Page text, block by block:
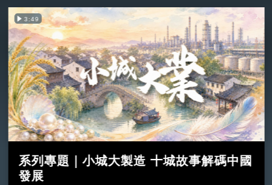
3:49
系列專題｜小城大製造 十城故事解碼中國
發展